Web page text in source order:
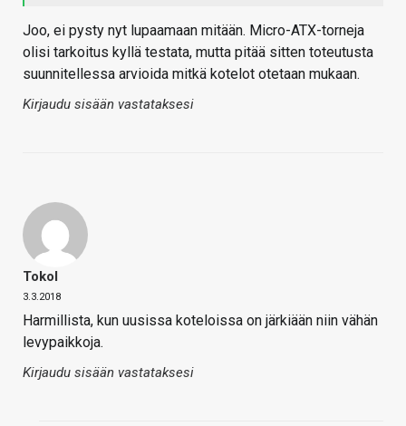
Joo, ei pysty nyt lupaamaan mitään. Micro-ATX-torneja
olisi tarkoitus kyllä testata, mutta pitää sitten toteutusta
suunnitellessa arvioida mitkä kotelot otetaan mukaan.
Kirjaudu sisään vastataksesi
Tokol
3.3.2018
Harmillista, kun uusissa koteloissa on järkiään niin vähän
levypaikkoja.
Kirjaudu sisään vastataksesi